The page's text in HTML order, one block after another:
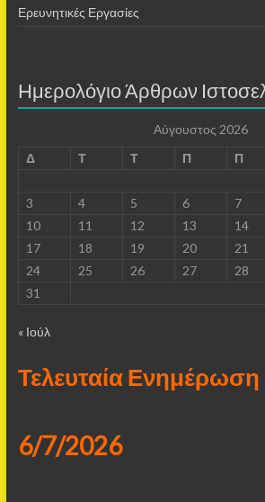
Ερευνητικές Εργασίες
Ημερολόγιο Άρθρων
Αύγουστος 2026
Δ
Τ Τ Π Π
3
4 5 6 7
10
11 12 13 14
17
18 19 20 21
24
25 26 27 28
31
« Ιούλ
Τελευταία Ενημέρωση
6/7/2026